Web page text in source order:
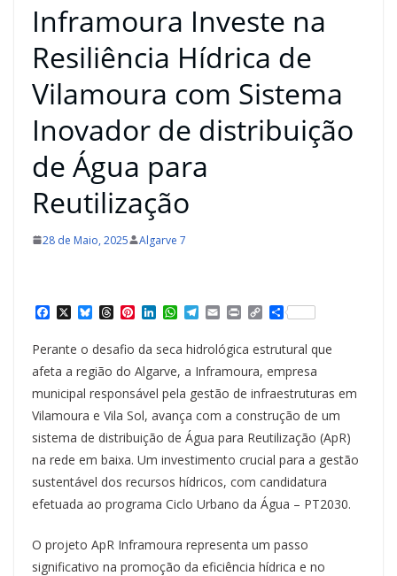
Inframoura Investe na
Resiliência Hídrica de
Vilamoura com Sistema
Inovador de distribuição
de Água para
Reutilização
28 de Maio, 2025 Algarve 7
a
e
b
o
o
k
X B
u
e
s
k
y
T
h
e
a
d
s
P
n
t
e
r
e
s
t
L
k
e
d
I
n
W
h
t
A
p
p
T
e
l
e
g
r
a
m
E
m
a
i
l
P
n
t
C
o
p
y
L
n
k
S
h
r
e
Perante o desafio da seca hidrológica estrutural que
afeta a região do Algarve, a Inframoura, empresa
municipal responsável pela gestão de infraestruturas em
Vilamoura e Vila Sol, avança com a construção de um
sistema de distribuição de Água para Reutilização (ApR)
na rede em baixa. Um investimento crucial para a gestão
sustentável dos recursos hídricos, com candidatura
efetuada ao programa Ciclo Urbano da Água – PT2030.
O projeto ApR Inframoura representa um passo
significativo na promoção da eficiência hídrica e no